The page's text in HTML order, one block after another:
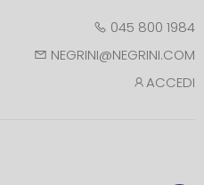
045 800 1984
NEGRINI@NEGRINI.COM
ACCEDI